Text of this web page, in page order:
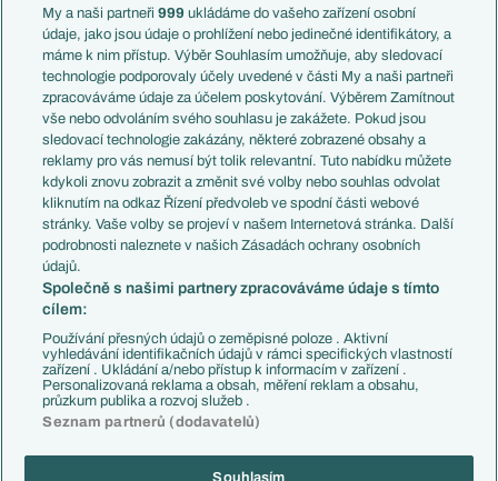
Témata
Představení týmů MS
EuroSkauting
PL v kostce
Evropské koeficienty
Přestupy
Přestupové spekulace
Zranění
Kluby
Arsenal FC
Chelsea FC
Manchester United
AC Milán
Juventus FC
Bayern Mnichov
FC Barcelona
Real Madrid
Francie
Itálie
Německo
Španělsko
Argentina
Brazílie
Přestupy
Zápasy
Livescore
Tipovací soutěž
My a naši partneři999 ukládáme do vašeho zařízení osobní
údaje, jako jsou údaje o prohlížení nebo jedinečné identifikátory, a
máme k nim přístup. Výběr Souhlasím umožňuje, aby sledovací
technologie podporovaly účely uvedené v části My a naši partneři
zpracováváme údaje za účelem poskytování. Výběrem Zamítnout
vše nebo odvoláním svého souhlasu je zakážete. Pokud jsou
sledovací technologie zakázány, některé zobrazené obsahy a
reklamy pro vás nemusí být tolik relevantní. Tuto nabídku můžete
kdykoli znovu zobrazit a změnit své volby nebo souhlas odvolat
kliknutím na odkaz Řízení předvoleb ve spodní části webové
stránky. Vaše volby se projeví v našem Internetová stránka. Další
podrobnosti naleznete v našich Zásadách ochrany osobních
údajů.
Společně s našimi partnery zpracováváme údaje s tímto
cílem:
Používání přesných údajů o zeměpisné poloze . Aktivní
vyhledávání identifikačních údajů v rámci specifických vlastností
zařízení . Ukládání a/nebo přístup k informacím v zařízení .
Personalizovaná reklama a obsah, měření reklam a obsahu,
průzkum publika a rozvoj služeb .
Seznam partnerů (dodavatelů)
Souhlasím